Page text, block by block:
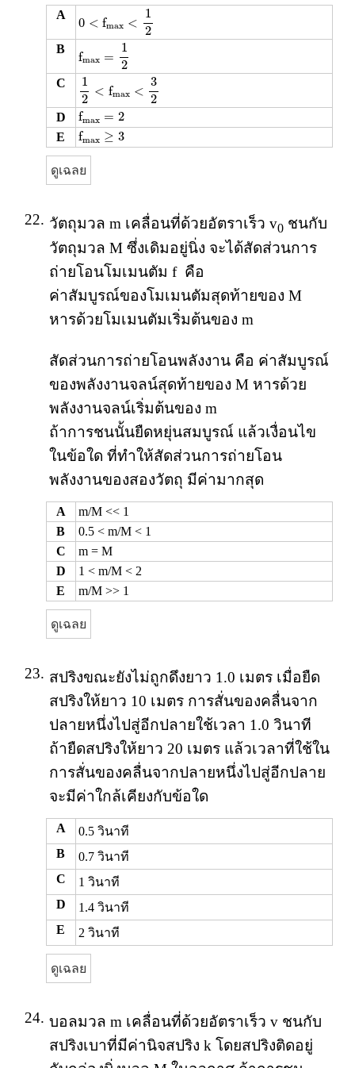
A
0 < fmax <
1
2
0<fmax<12
B
fmax =
1
2
fmax=12
C
1
2
< fmax <
3
2
12<fmax<32
D fmax = 2
fmax=2
E fmax ≥ 3
fmax≥3
ดูเฉลย
22. วัตถุมวล m เคลื่อนที่ด้วยอัตราเร็ว v0ชนกับ
วัตถุมวล M ซึ่งเดิมอยู่นิ่ง จะได้สัดส่วนการ
ถ่ายโอนโมเมนตัม f คือ
ค่าสัมบูรณ์ของโมเมนตัมสุดท้ายของ M
หารด้วยโมเมนตัมเริ่มต้นของ m
สัดส่วนการถ่ายโอนพลังงาน คือ ค่าสัมบูรณ์
ของพลังงานจลน์สุดท้ายของ M หารด้วย
พลังงานจลน์เริ่มต้นของ m
ถ้าการชนนั้นยืดหยุ่นสมบูรณ์ แล้วเงื่อนไข
ในข้อใด ที่ทำให้สัดส่วนการถ่ายโอน
พลังงานของสองวัตถุ มีค่ามากสุด
A
m/M << 1
B
0.5 < m/M < 1
C
m = M
D
1 < m/M < 2
E
m/M >> 1
ดูเฉลย
23. สปริงขณะยังไม่ถูกดึงยาว 1.0 เมตร เมื่อยืด
สปริงให้ยาว 10 เมตร การสั่นของคลื่นจาก
ปลายหนึ่งไปสู่อีกปลายใช้เวลา 1.0 วินาที
ถ้ายืดสปริงให้ยาว 20 เมตร แล้วเวลาที่ใช้ใน
การสั่นของคลื่นจากปลายหนึ่งไปสู่อีกปลาย
จะมีค่าใกล้เคียงกับข้อใด
A
0.5 วินาที
B
0.7 วินาที
C
1 วินาที
D
1.4 วินาที
E
2 วินาที
ดูเฉลย
24. บอลมวล m เคลื่อนที่ด้วยอัตราเร็ว v ชนกับ
สปริงเบาที่มีค่านิจสปริง k โดยสปริงติดอยู่